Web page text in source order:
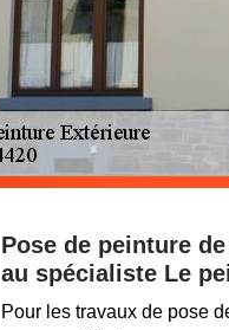
Pose de peinture
au spécialiste Le
Pour les travaux de pose